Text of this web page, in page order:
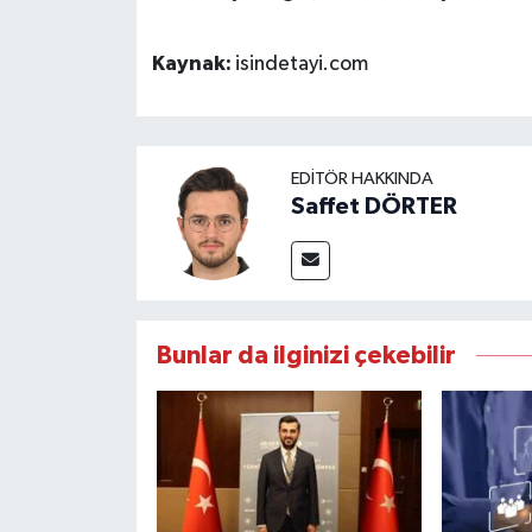
Kaynak: isindetayi.com
EDITÖR HAKKINDA
Saffet DÖRTER
Bunlar da ilginizi çekebilir